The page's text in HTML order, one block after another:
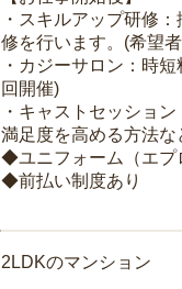
・スキルアップ研修
修を行います。(希望
・カジーサロン：時
回開催)
・キャストセッショ
満足度を高める方法
◆ユニフォーム（エプ
◆前払い制度あり
2LDKのマンション